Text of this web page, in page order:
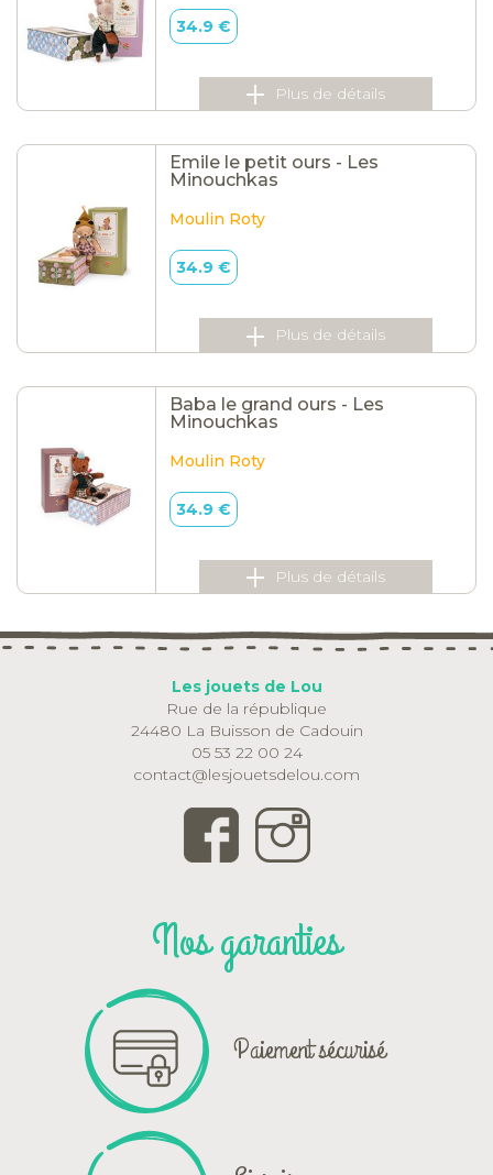
34.9 €
Plus de détails
Emile le petit ours - Les
Minouchkas
Moulin Roty
34.9 €
Plus de détails
Baba le grand ours - Les
Minouchkas
Moulin Roty
34.9 €
Plus de détails
Les jouets de Lou
Rue de la république
24480 La Buisson de Cadouin
05 53 22 00 24
contact@lesjouetsdelou.com
Nos garanties
Paiement sécurisé